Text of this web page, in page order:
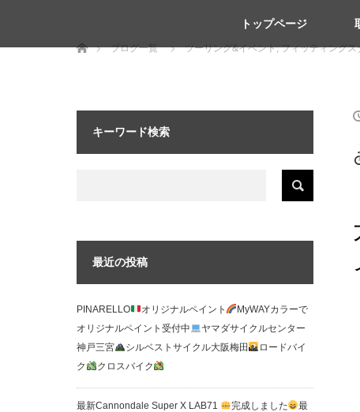
トップページ
ブログ一覧
ツーリング&イベント, フィッティングス
キーワード検索
最近の投稿
PINARELLO オリジナルペイント
MyWAYカラーで
オリジナルペイント受付中
ヤマダサイクルセンター
神戸三宮
シルベストサイクル大阪梅田
ロードバイ
ク
クロスバイク
最新Cannondale Super X LAB71 完成しました
最